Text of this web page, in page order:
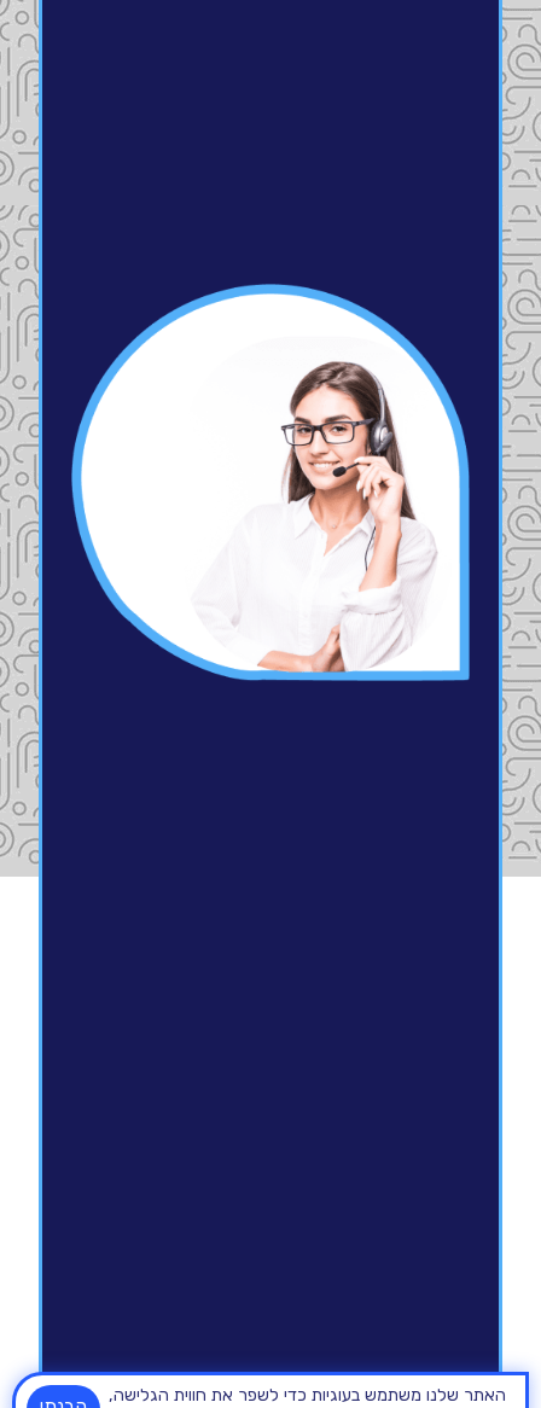
האתר שלנו משתמש בעוגיות כדי לשפר את חווית הגלישה,